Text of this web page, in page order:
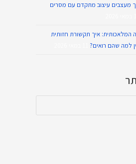
מעצבים עיצוב מתקדם עם מסרים
המלאכותית: איך תקשורת חזותית
למה שהם רואים?